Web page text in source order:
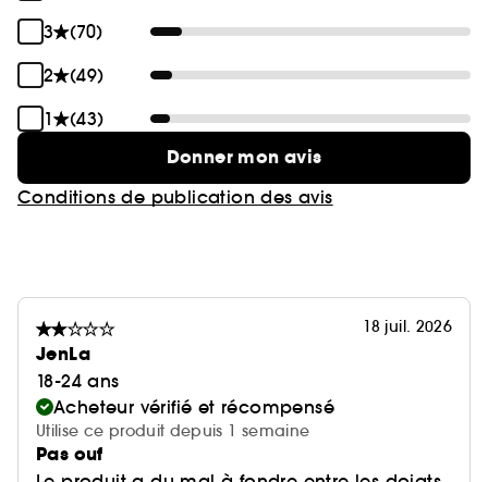
3
(70)
2
(49)
1
(43)
Donner mon avis
Conditions de publication des avis
18 juil. 2026
JenLa
18-24 ans
Acheteur vérifié et récompensé
Utilise ce produit depuis 1 semaine
Pas ouf